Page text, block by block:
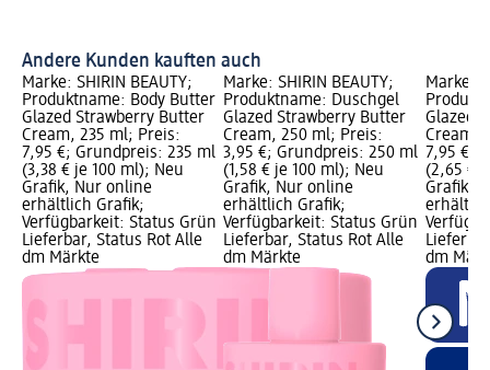
Andere Kunden kauften auch
Marke: SHIRIN BEAUTY;
Produktname: Body Butter
Glazed Strawberry Butter
Cream, 235 ml; Preis:
7,95 €; Grundpreis: 235 ml
(3,38 € je 100 ml); Neu
Grafik, Nur online
erhältlich Grafik;
Verfügbarkeit: Status Grün
Lieferbar, Status Rot Alle
dm Märkte
Marke: SHIRIN BEAUTY;
Produktname: Duschgel
Glazed Strawberry Butter
Cream, 250 ml; Preis:
3,95 €; Grundpreis: 250 ml
(1,58 € je 100 ml); Neu
Grafik, Nur online
erhältlich Grafik;
Verfügbarkeit: Status Grün
Lieferbar, Status Rot Alle
dm Märkte
Marke:
Glazed
Cream,
7,95 €;
(2,65 €
Grafik,
dm